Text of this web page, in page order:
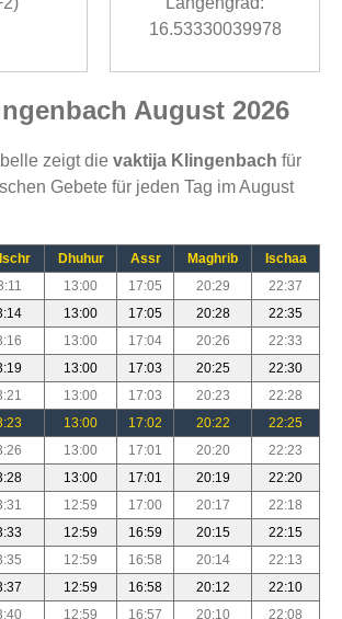
16.53330039978
August 2026
zeigt die vaktija Klingenbach für
Gebete für jeden Tag im August
Dhuhur Assr Maghrib
Ischaa
13:00 17:05 20:29
22:37
13:00 17:05 20:28
22:35
13:00 17:04 20:26
22:33
13:00 17:03 20:25
22:30
13:00 17:03 20:23
22:28
13:00 17:02 20:22
22:25
13:00 17:01 20:20
22:23
13:00 17:01 20:19
22:20
12:59 17:00 20:17
22:18
12:59 16:59 20:15
22:15
12:59 16:58 20:14
22:13
12:59 16:58 20:12
22:10
12:59 16:57 20:10
22:08